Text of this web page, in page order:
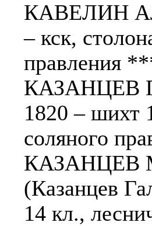
КАВЕЛИН
– кск,
правления
КАЗАНЦЕВ
1820 – шихт
соляного
КАЗАНЦЕВ
(Казанцев
14 кл.,